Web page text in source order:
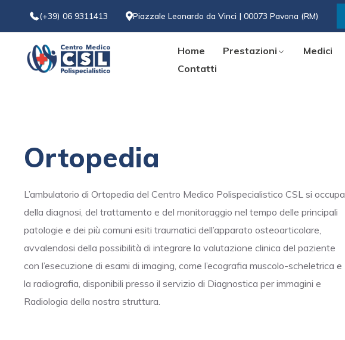
(+39) 06 9311413 Piazzale Leonardo da Vinci | 00073 Pavona (RM)
Home Prestazioni Medici
Contatti
Ortopedia
L’ambulatorio di Ortopedia del Centro Medico Polispecialistico CSL si occupa
della diagnosi, del trattamento e del monitoraggio nel tempo delle principali
patologie e dei più comuni esiti traumatici dell’apparato osteoarticolare,
avvalendosi della possibilità di integrare la valutazione clinica del paziente
con l’esecuzione di esami di imaging, come l’ecografia muscolo-scheletrica e
la radiografia, disponibili presso il servizio di Diagnostica per immagini e
Radiologia della nostra struttura.